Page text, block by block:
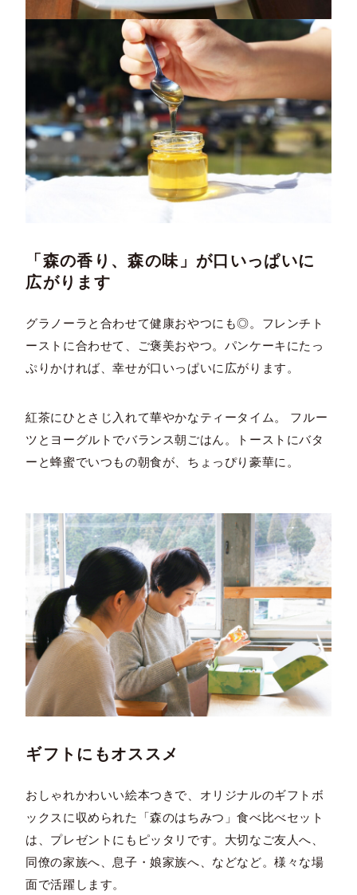
「森の香り、森の味」が口いっぱいに
広がります
グラノーラと合わせて健康おやつにも◎。フレンチト
ーストに合わせて、ご褒美おやつ。パンケーキにたっ
ぷりかければ、幸せが口いっぱいに広がります。
紅茶にひとさじ入れて華やかなティータイム。 フルー
ツとヨーグルトでバランス朝ごはん。トーストにバタ
ーと蜂蜜でいつもの朝食が、ちょっぴり豪華に。
ギフトにもオススメ
おしゃれかわいい絵本つきで、オリジナルのギフトボ
ックスに収められた「森のはちみつ」食べ比べセット
は、プレゼントにもピッタリです。大切なご友人へ、
同僚の家族へ、息子・娘家族へ、などなど。様々な場
面で活躍します。